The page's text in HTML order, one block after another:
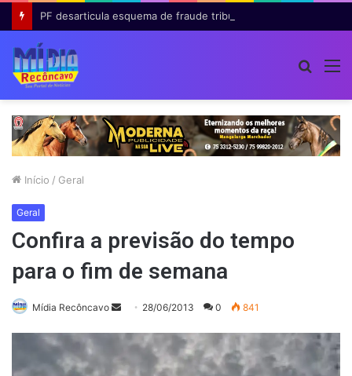
Início / Geral
Geral
Confira a previsão do tempo
para o fim de semana
Mídia Recôncavo
Mande
mail
28/06/2013 0 841